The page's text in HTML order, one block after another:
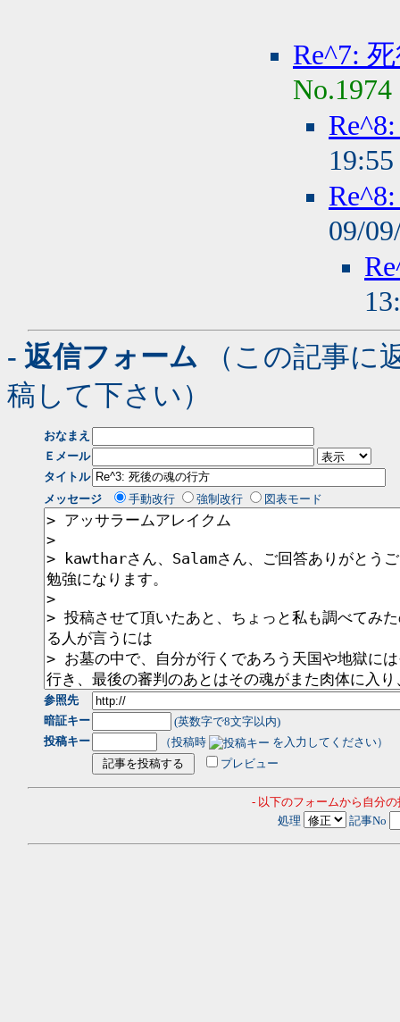
Re^7:
No.1974
19:55
09/
- 返信フォーム （この記事に
稿して下さい）
おなまえ
Ｅメール
タイトル
メッセージ
手動改行 強制改行 図表モード
参照先
暗証キー
(英数字で8文字以内)
投稿キー
（投稿時
を入力してください）
プレビュー
- 以下のフォームから自分
処理
記事No